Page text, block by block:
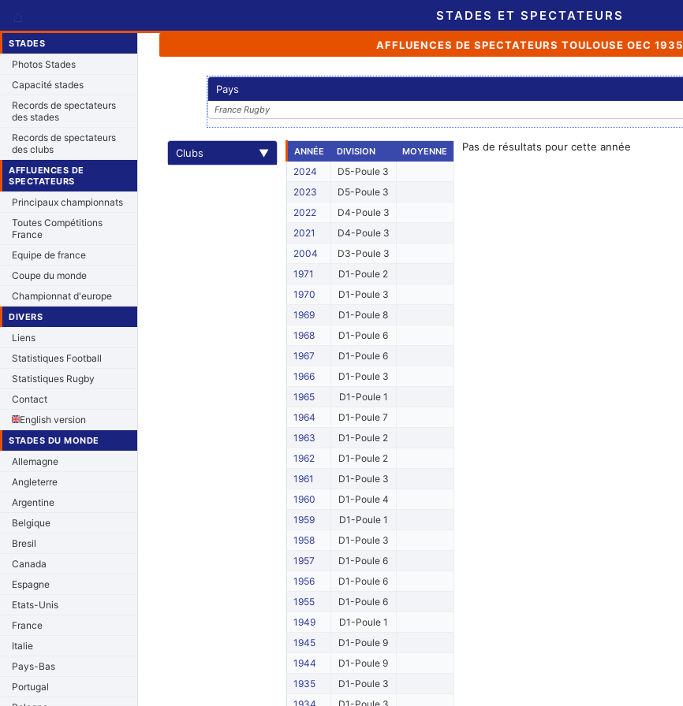
STADES ET SPECTATEURS
STADES
Photos Stades
Capacité stades
Records de spectateurs
des stades
Records de spectateurs
des clubs
AFFLUENCES DE
SPECTATEURS
Principaux championnats
Toutes Compétitions
France
Equipe de france
Coupe du monde
Championnat d'europe
DIVERS
Liens
Statistiques Football
Statistiques Rugby
Contact
English version
STADES DU MONDE
Allemagne
Angleterre
Argentine
Belgique
Bresil
Canada
Espagne
Etats-Unis
France
Italie
Pays-Bas
Portugal
AFFLUENCES DE SPECTATEURS TOULOUSE OEC 1935
Pays
France Rugby
Clubs ▼ ANNÉE DIVISION MOYENNE
2024
D5-Poule 3
2023
D5-Poule 3
2022
D4-Poule 3
2021
D4-Poule 3
2004
D3-Poule 3
1971
D1-Poule 2
1970
D1-Poule 3
1969
D1-Poule 8
1968
D1-Poule 6
1967
D1-Poule 6
1966
D1-Poule 3
1965
D1-Poule 1
1964
D1-Poule 7
1963
D1-Poule 2
1962
D1-Poule 2
1961
D1-Poule 3
1960
D1-Poule 4
1959
D1-Poule 1
1958
D1-Poule 3
1957
D1-Poule 6
1956
D1-Poule 6
1955
D1-Poule 6
1949
D1-Poule 1
1945
D1-Poule 9
1944
D1-Poule 9
1935
D1-Poule 3
Pas de résultats pour cette année